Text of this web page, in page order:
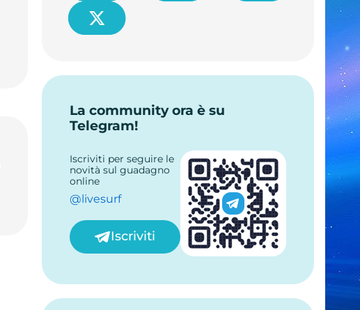
La community ora è su
Telegram!
Iscriviti per seguire le
novità sul guadagno
online
@livesurf
Iscriviti